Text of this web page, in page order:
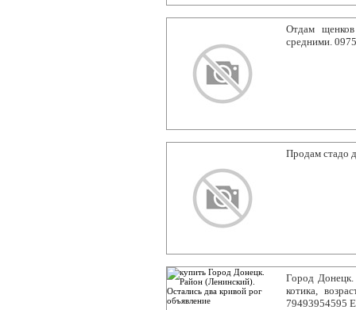
Отдам
средними.
Продам стадо
Город Донецк.
котика,
79493954595